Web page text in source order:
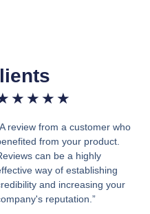
★ ★ ★ ★
review from a customer who
from your product.
can be a highly
way of establishing
and increasing your
reputation.”